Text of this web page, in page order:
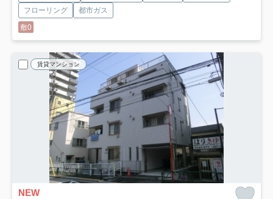
フローリング
都市ガス
敷0
賃貸マンション
NEW